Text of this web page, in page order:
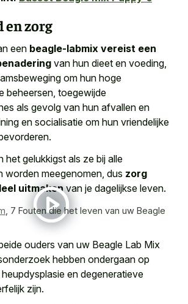
en zorg
een beagle-labmix vereist een
van hun dieet en voeding,
om hun hoge
beheersen, toegewijde
als gevolg van hun afvallen en
en socialisatie om hun vriendelijke
het gelukkigst als ze bij alle
worden meegenomen, dus zorg
uitmakenvan je dagelijkse leven.
7 Fouten die het leven van uw Beagle
ouders van uw Beagle Lab Mix
hebben ondergaan op
en degeneratieve
zijn.